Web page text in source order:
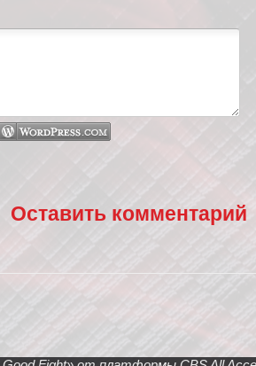
Оставить комментарий